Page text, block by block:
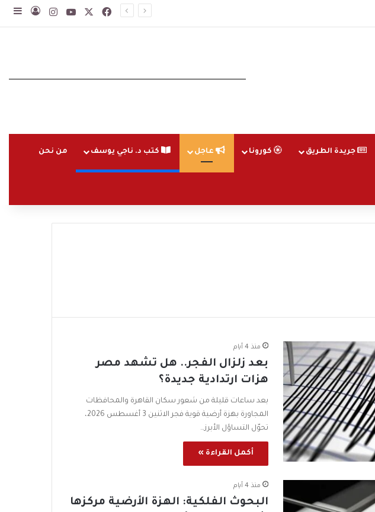
فيسبوك ‫YouTubeانستقرامتسجيل
جريدة الطريق كورونا عاجل كتب د. ناجي يوسف من نحن
منذ 4 أيام
بعد زلزال الفجر.. هل تشهد مصر
هزات ارتدادية جديدة؟
بعد ساعات قليلة من شعور سكان القاهرة والمحافظات
المجاورة بهزة أرضية قوية فجر الاثنين 3 أغسطس 2026،
تحوّل التساؤل الأبرز…
أكمل القراءة »
منذ 4 أيام
البحوث الفلكية: الهزة الأرضية مركزها